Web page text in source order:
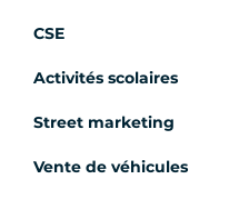
CSE
Activités scolaires
Street marketing
Vente de véhicules